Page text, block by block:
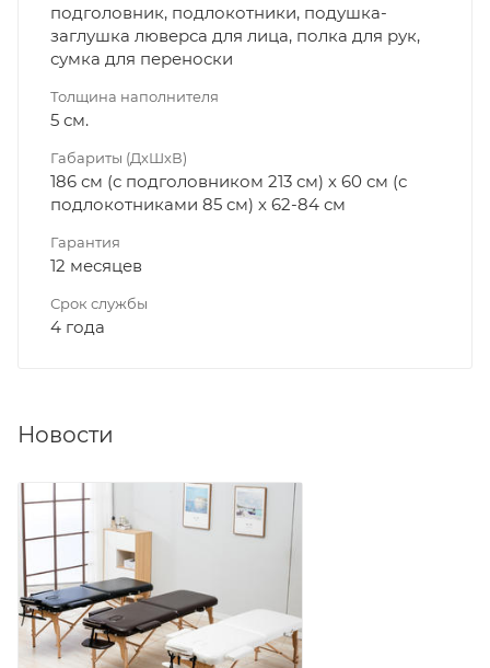
подголовник, подлокотники, подушка-
заглушка люверса для лица, полка для рук,
сумка для переноски
Толщина наполнителя
5 см.
Габариты (ДхШхВ)
186 см (с подголовником 213 см) х 60 см (с
подлокотниками 85 см) х 62-84 см
Гарантия
12 месяцев
Срок службы
4 года
Новости